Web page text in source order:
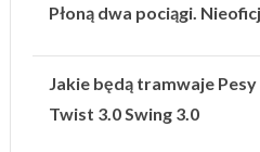
Płoną dwa pociągi.
Jakie będą tramwaje
Twist 3.0 Swing 3.0